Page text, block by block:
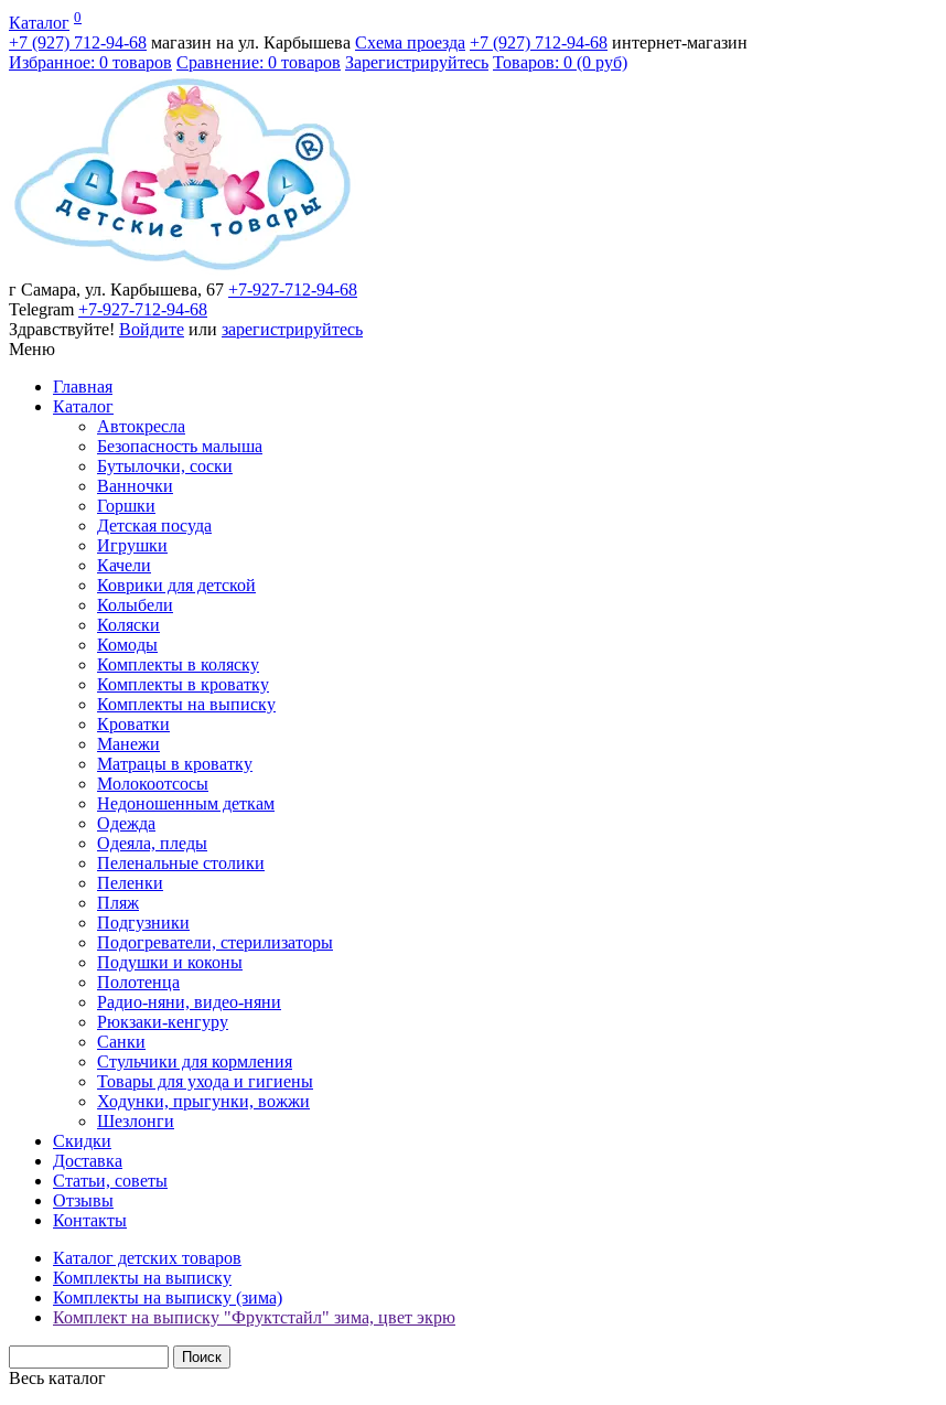
Каталог 0
+7 (927) 712-94-68 магазин на ул. Карбышева Схема проезда +7 (927) 712-94-68 интернет-магазин
Избранное: 0 товаров Сравнение: 0 товаров Зарегистрируйтесь Товаров: 0 (0 руб)
г Самара, ул. Карбышева, 67 +7-927-712-94-68
Telegram +7-927-712-94-68
Здравствуйте! Войдите или зарегистрируйтесь
Меню
Главная
Каталог
Автокресла
Безопасность малыша
Бутылочки, соски
Ванночки
Горшки
Детская посуда
Игрушки
Качели
Коврики для детской
Колыбели
Коляски
Комоды
Комплекты в коляску
Комплекты в кроватку
Комплекты на выписку
Кроватки
Манежи
Матрацы в кроватку
Молокоотсосы
Недоношенным деткам
Одежда
Одеяла, пледы
Пеленальные столики
Пеленки
Пляж
Подгузники
Подогреватели, стерилизаторы
Подушки и коконы
Полотенца
Радио-няни, видео-няни
Рюкзаки-кенгуру
Санки
Стульчики для кормления
Товары для ухода и гигиены
Ходунки, прыгунки, вожжи
Шезлонги
Скидки
Доставка
Статьи, советы
Отзывы
Контакты
Каталог детских товаров
Комплекты на выписку
Комплекты на выписку (зима)
Комплект на выписку "Фруктстайл" зима, цвет экрю
Весь каталог